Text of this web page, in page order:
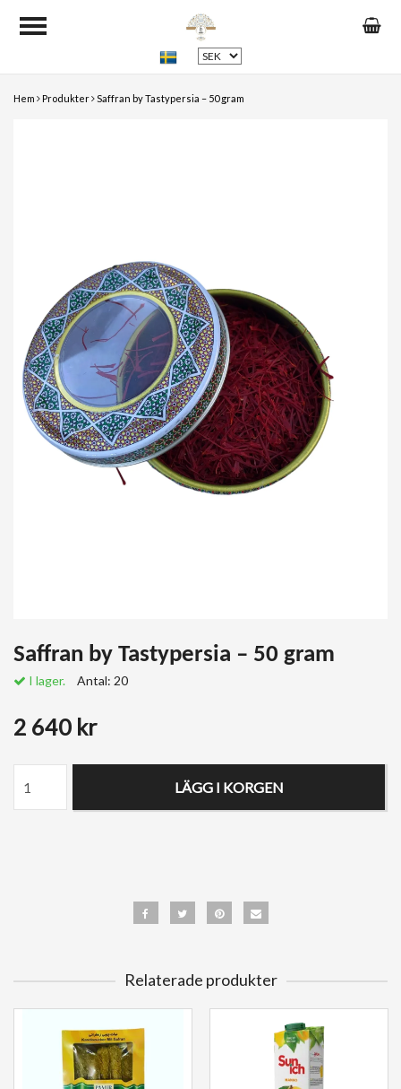
Hem Produkter Saffran by Tastypersia – 50 gram
Saffran by Tastypersia – 50 gram
I lager. Antal: 20
2 640 kr
LÄGG I KORGEN
Relaterade produkter